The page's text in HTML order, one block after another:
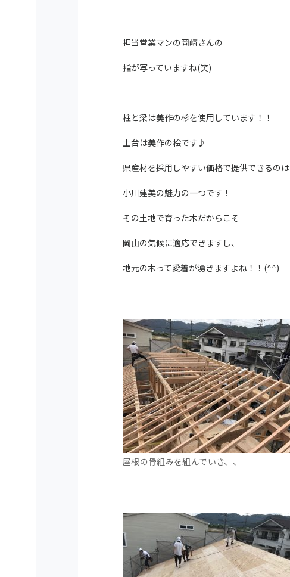
担当営業マンの岡﨑さんの
指が写っていますね(笑)
柱と梁は美作の杉を使用しています！！
土台は美作の桧です♪
県産材を採用しやすい価格で提供できるのは
小川建美の魅力の一つです！
その土地で育った木だからこそ
岡山の気候に適応できますし、
地元の木って愛着が湧きますよね！！(^^)
屋根の骨組みを組んでいき、、